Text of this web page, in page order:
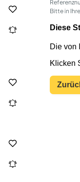
Bitte in